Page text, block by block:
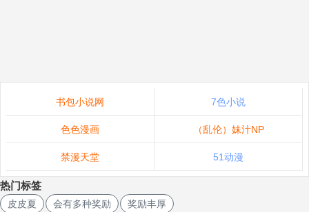
书包小说网 7色小说
色色漫画 （乱伦）妹汁NP
禁漫天堂 51动漫
热门标签
皮皮夏 会有多种奖励 奖励丰厚